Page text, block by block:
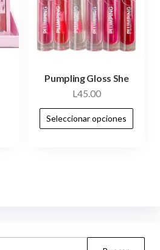
Pumpling Gloss She
L45.00
Seleccionar opciones